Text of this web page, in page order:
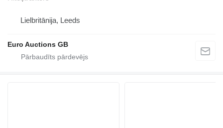
Lielbritānija, Leeds
Euro Auctions GB